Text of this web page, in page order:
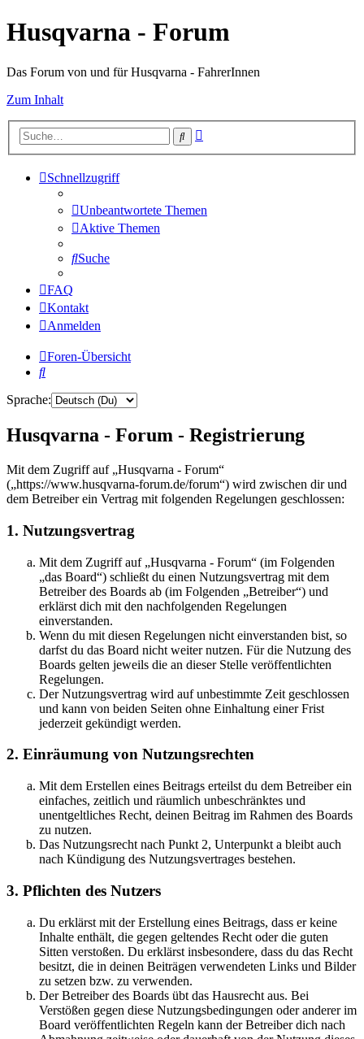
Husqvarna - Forum
Das Forum von und für Husqvarna - FahrerInnen
Zum Inhalt
Suche
Schnellzugriff
Unbeantwortete Themen
Aktive Themen
Suche
FAQ
Kontakt
Anmelden
Foren-Übersicht
Suche
Sprache:
Husqvarna - Forum - Registrierung
Mit dem Zugriff auf „Husqvarna - Forum“
(„https://www.husqvarna-forum.de/forum“) wird zwischen dir und
dem Betreiber ein Vertrag mit folgenden Regelungen geschlossen:
1. Nutzungsvertrag
Mit dem Zugriff auf „Husqvarna - Forum“ (im Folgenden
„das Board“) schließt du einen Nutzungsvertrag mit dem
Betreiber des Boards ab (im Folgenden „Betreiber“) und
erklärst dich mit den nachfolgenden Regelungen
einverstanden.
Wenn du mit diesen Regelungen nicht einverstanden bist, so
darfst du das Board nicht weiter nutzen. Für die Nutzung des
Boards gelten jeweils die an dieser Stelle veröffentlichten
Regelungen.
Der Nutzungsvertrag wird auf unbestimmte Zeit geschlossen
und kann von beiden Seiten ohne Einhaltung einer Frist
jederzeit gekündigt werden.
2. Einräumung von Nutzungsrechten
Mit dem Erstellen eines Beitrags erteilst du dem Betreiber ein
einfaches, zeitlich und räumlich unbeschränktes und
unentgeltliches Recht, deinen Beitrag im Rahmen des Boards
zu nutzen.
Das Nutzungsrecht nach Punkt 2, Unterpunkt a bleibt auch
nach Kündigung des Nutzungsvertrages bestehen.
3. Pflichten des Nutzers
Du erklärst mit der Erstellung eines Beitrags, dass er keine
Inhalte enthält, die gegen geltendes Recht oder die guten
Sitten verstoßen. Du erklärst insbesondere, dass du das Recht
besitzt, die in deinen Beiträgen verwendeten Links und Bilder
zu setzen bzw. zu verwenden.
Der Betreiber des Boards übt das Hausrecht aus. Bei
Verstößen gegen diese Nutzungsbedingungen oder anderer im
Board veröffentlichten Regeln kann der Betreiber dich nach